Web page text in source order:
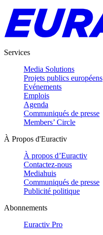
Services
Media Solutions
Projets publics européens
Evénements
Emplois
Agenda
Communiqués de presse
Members’ Circle
À Propos d'Euractiv
À propos d’Euractiv
Contactez-nous
Mediahuis
Communiqués de presse
Publicité politique
Abonnements
Euractiv Pro